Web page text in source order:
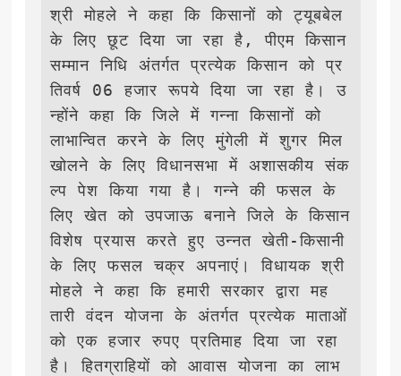
श्री मोहले ने कहा कि किसानों को ट्यूबबेल
के लिए छूट दिया जा रहा है, पीएम किसान
सम्मान निधि अंतर्गत प्रत्येक किसान को प्र
तिवर्ष 06 हजार रूपये दिया जा रहा है। उ
न्होंने कहा कि जिले में गन्ना किसानों को
लाभान्वित करने के लिए मुंगेली में शुगर मिल
खोलने के लिए विधानसभा में अशासकीय संक
ल्प पेश किया गया है। गन्ने की फसल के
लिए खेत को उपजाऊ बनाने जिले के किसान
विशेष प्रयास करते हुए उन्नत खेती-किसानी
के लिए फसल चक्र अपनाएं। विधायक श्री
मोहले ने कहा कि हमारी सरकार द्वारा मह
तारी वंदन योजना के अंतर्गत प्रत्येक माताओं
को एक हजार रुपए प्रतिमाह दिया जा रहा
है। हितग्राहियों को आवास योजना का लाभ